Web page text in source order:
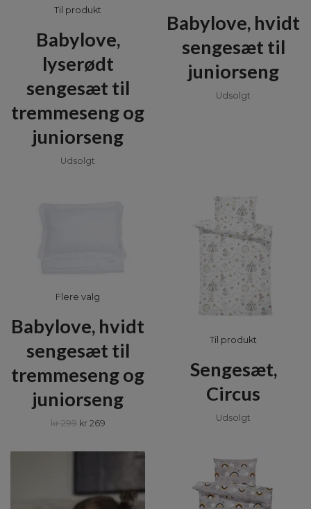
Til produkt
Babylove,
lyserødt
sengesæt til
tremmeseng og
juniorseng
Udsolgt
Babylove, hvidt
sengesæt til
juniorseng
Udsolgt
Flere valg
Babylove, hvidt
sengesæt til
tremmeseng og
juniorseng
kr 299 kr 269
Til produkt
Sengesæt,
Circus
Udsolgt